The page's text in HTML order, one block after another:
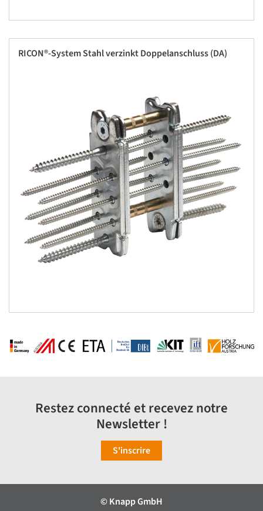
RICON®-System Stahl verzinkt Doppelanschluss (DA)
Restez connecté et recevez notre
Newsletter !
S'inscrire
© Knapp GmbH